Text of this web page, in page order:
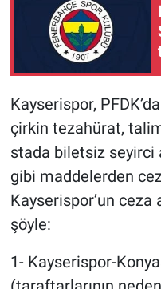
Kayserispor,
çirkin tezahürat,
stada biletsiz seyirci
gibi maddelerden
Kayserispor’un ceza
şöyle:
1- Kayserispor-